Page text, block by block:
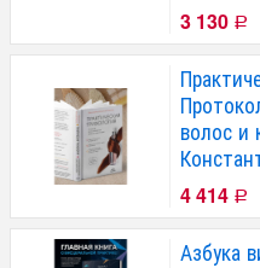
3 130 Р
волос и
4 414 Р
Азбука